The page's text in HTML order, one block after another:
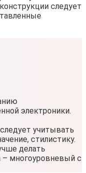
следует
электроники.
учитывать
стилистику.
делать
– многоуровневый с